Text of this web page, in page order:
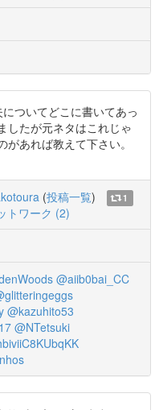
ついてどこに書いてあっ
したが元ネタはこれじゃ
あれば教えて下さい。
(投稿一覧)
1
トワーク (2)
@aiib0bai_CC
@kazuhito53
@NTetsuki